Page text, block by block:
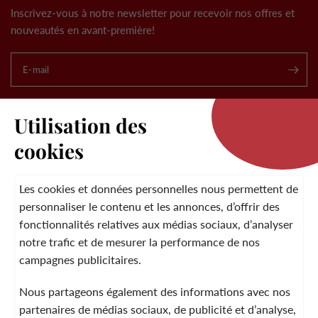
Inscrivez-vous à notre newsletter pour recevoir nos offres et
nouveautés en avant-première!
E-mail
LA MARQUE
SERVICE CLIENT
MENTIONS LÉGALESCGVCONTACT
Utilisation des
cookies
Les cookies et données personnelles nous permettent de
personnaliser le contenu et les annonces, d’offrir des
fonctionnalités relatives aux médias sociaux, d’analyser
notre trafic et de mesurer la performance de nos
campagnes publicitaires.
Nous partageons également des informations avec nos
partenaires de médias sociaux, de publicité et d’analyse,